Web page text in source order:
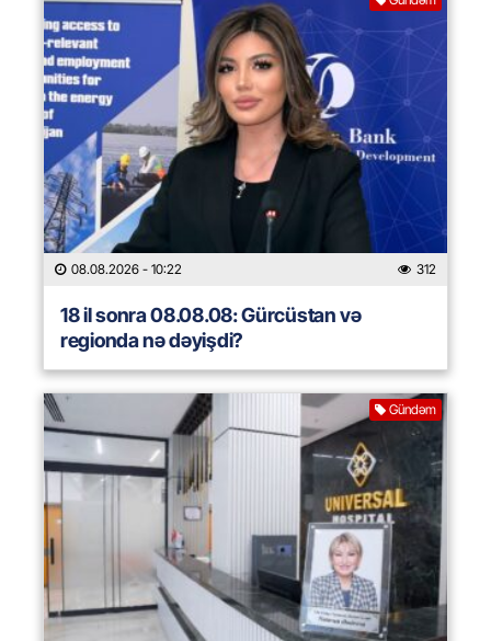
08.08.2026 - 10:22 312
18 il sonra 08.08.08: Gürcüstan və
regionda nə dəyişdi?
Gündəm